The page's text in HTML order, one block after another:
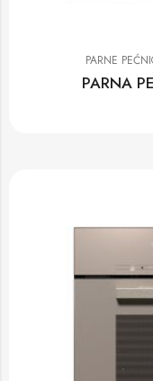
PARNE
PARNA